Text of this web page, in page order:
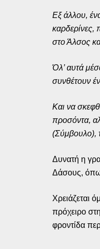
Εξ άλλου,
καρδερίνες,
στο Άλσος
Όλ’ αυτά
συνθέτουν
Και να
προσόντα,
(Σύμβουλο),
Δυνατή η
Δάσους,
Χρειάζεται
πρόχειρο
φροντίδα